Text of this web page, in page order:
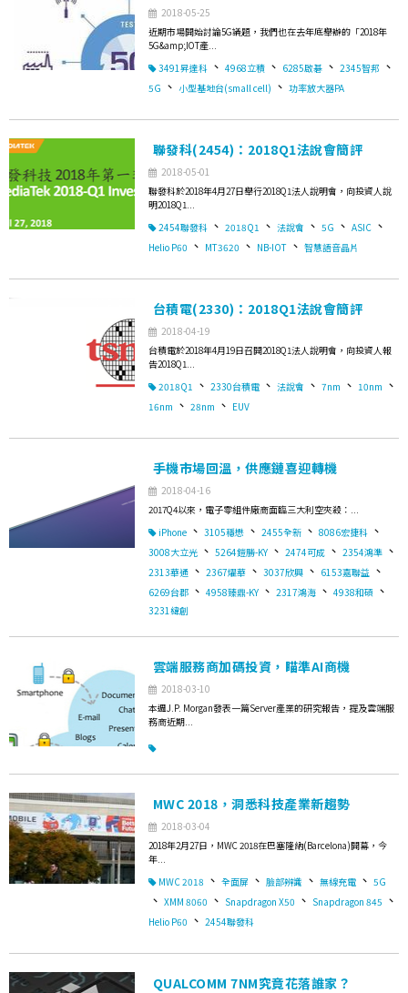
2018-05-25
近期市場開始討論5G議題，我們也在去年底舉辦的「2018年
5G&amp;IOT產...
3491昇達科 、 4968立積 、 6285啟碁 、 2345智邦 、
5G 、 小型基地台(small cell) 、 功率放大器PA
聯發科(2454)：2018Q1法說會簡評
2018-05-01
聯發科於2018年4月27日舉行2018Q1法人說明會，向投資人說
明2018Q1...
2454聯發科 、 2018Q1 、 法說會 、 5G 、 ASIC 、
Helio P60 、 MT3620 、 NB-IOT 、 智慧語音晶片
台積電(2330)：2018Q1法說會簡評
2018-04-19
台積電於2018年4月19日召開2018Q1法人說明會，向投資人報
告2018Q1...
2018Q1 、 2330台積電 、 法說會 、 7nm 、 10nm 、
16nm 、 28nm 、 EUV
手機市場回溫，供應鏈喜迎轉機
2018-04-16
2017Q4以來，電子零組件廠商面臨三大利空夾殺：...
iPhone 、 3105穩懋 、 2455全新 、 8086宏捷科 、
3008大立光 、 5264鎧勝-KY 、 2474可成 、 2354鴻準 、
2313華通 、 2367燿華 、 3037欣興 、 6153嘉聯益 、
6269台郡 、 4958臻鼎-KY 、 2317鴻海 、 4938和碩 、
3231緯創
雲端服務商加碼投資，瞄準AI商機
2018-03-10
本週J.P. Morgan發表一篇Server產業的研究報告，提及雲端服
務商近期...
MWC 2018，洞悉科技產業新趨勢
2018-03-04
2018年2月27日，MWC 2018在巴塞隆納(Barcelona)開幕，今
年...
MWC 2018 、 全面屏 、 臉部辨識 、 無線充電 、 5G
、 XMM 8060 、 Snapdragon X50 、 Snapdragon 845 、
Helio P60 、 2454聯發科
QUALCOMM 7NM究竟花落誰家？